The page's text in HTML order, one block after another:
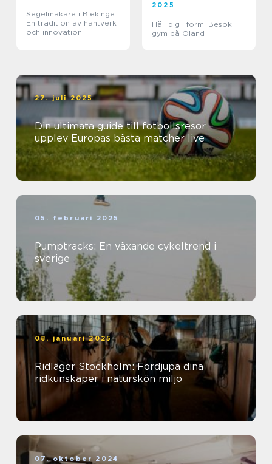
Segelmakare i Blekinge:
En tradition av hantverk
och innovation
2025
Håll dig i form: Besök
gym på Öland
27. juli 2025
Din ultimata guide till fotbollsresor –
upplev Europas bästa matcher live
05. februari 2025
Pumptracks: En växande cykeltrend i
sverige
08. januari 2025
Ridläger Stockholm: Fördjupa dina
ridkunskaper i naturskön miljö
07. oktober 2024